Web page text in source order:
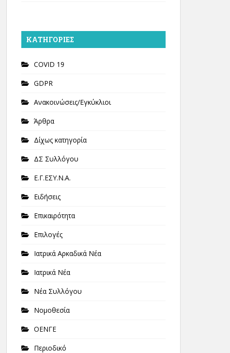
KΑΤΗΓΟΡΊΕΣ
COVID 19
GDPR
Ανακοινώσεις/Εγκύκλιοι
Άρθρα
Δίχως κατηγορία
ΔΣ Συλλόγου
Ε.Γ.ΕΣΥ.Ν.Α.
Ειδήσεις
Επικαιρότητα
Επιλογές
Ιατρικά Αρκαδικά Νέα
Ιατρικά Νέα
Νέα Συλλόγου
Νομοθεσία
ΟΕΝΓΕ
Περιοδικό